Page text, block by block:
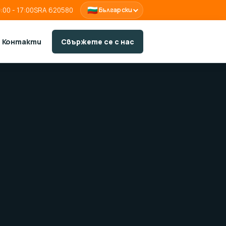
- 17:00SRA 620580 🇧🇬Български
Контакти Свържете се с нас